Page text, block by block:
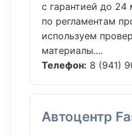
с гарантией до 24
по регламентам
используем
материалы....
Телефон: 8 (941)
Автоцентр